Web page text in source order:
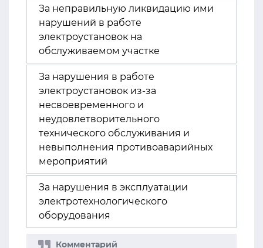
За неправильную ликвидацию ими
нарушений в работе
электроустановок на
обслуживаемом участке
За нарушения в работе
электроустановок из-за
несвоевременного и
неудовлетворительного
технического обслуживания и
невыполнения противоаварийных
мероприятий
За нарушения в эксплуатации
электротехнологического
оборудования